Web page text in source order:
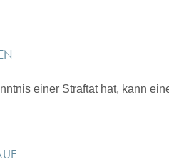
einer Straftat hat, kann